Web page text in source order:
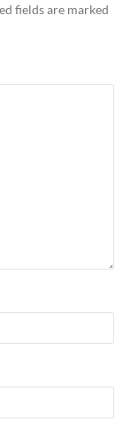
fields are marked